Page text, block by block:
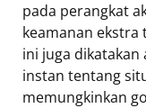
pada perangkat
keamanan
ini juga dikatakan
instan tentang
memungkinkan